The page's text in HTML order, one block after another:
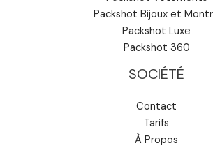
Packshot Bijoux et
Packshot Luxe
Packshot 360
SOCIÉTÉ
Contact
Tarifs
À Propos